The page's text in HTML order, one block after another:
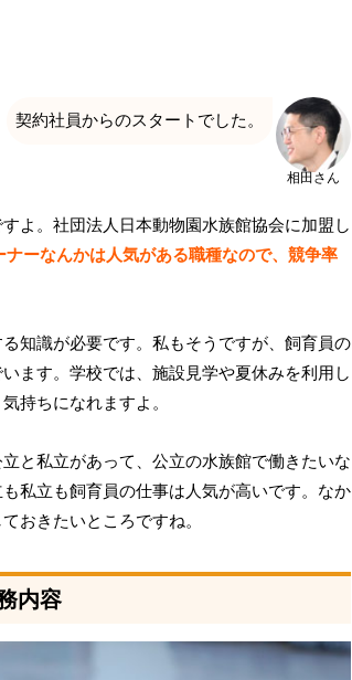
契約社員からのスタートでした。
相田さん
よ。社団法人日本動物園水族館協会に加盟し
ナーなんかは人気がある職種なので、競争率
知識が必要です。私もそうですが、飼育員の
ます。学校では、施設見学や夏休みを利用し
持ちになれますよ。
と私立があって、公立の水族館で働きたいな
私立も飼育員の仕事は人気が高いです。なか
おきたいところですね。
内容